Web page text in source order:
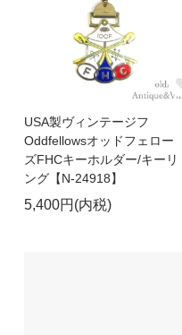
USA製ヴィンテージフ
Oddfellowsオッドフェロー
ズFHCキーホルダー/キーリ
ング【N-24918】
5,400円(内税)